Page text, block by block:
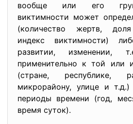
вообще или его
виктимности может
(количество жертв,
индекс виктимности)
развитии, изменении,
применительно к той или
(стране, республике,
микрорайону, улице и
периоды времени (год,
время суток).